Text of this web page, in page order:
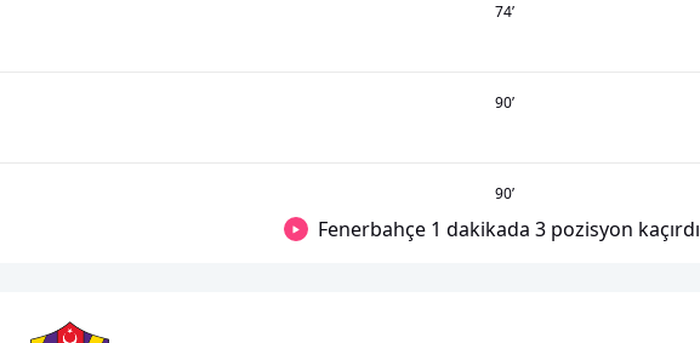
74’
90’
90’
Fenerbahçe 1 dakikada 3 pozisyon kaçırdı